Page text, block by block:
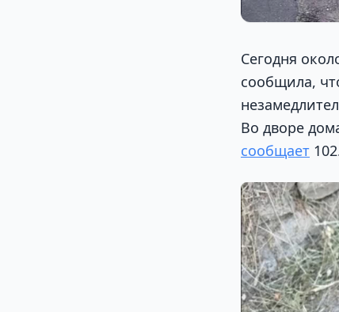
Сегодня
сообщила,
Во дворе
сообщает